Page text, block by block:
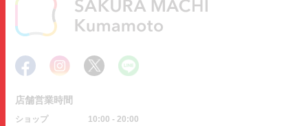
店舗営業時間
ショップ
10:00 - 20:00